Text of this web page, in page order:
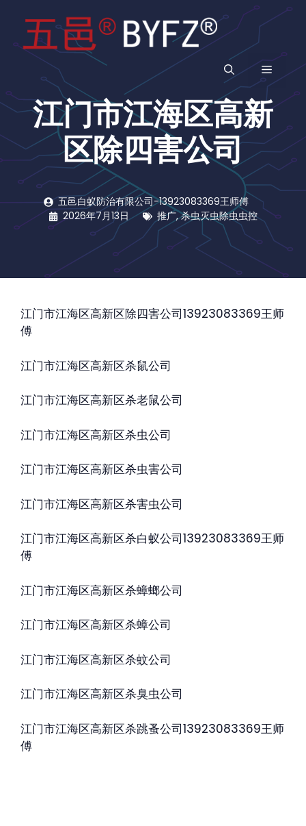
菜
单
江门市江海区高新
区除四害公司
五邑白蚁防治有限公司-13923083369王师傅
2026年7月13日
推广,杀虫灭虫除虫虫控
江门市江海区高新区除四害公司13923083369王师
傅
江门市江海区高新区杀鼠公司
江门市江海区高新区杀老鼠公司
江门市江海区高新区杀虫公司
江门市江海区高新区杀虫害公司
江门市江海区高新区杀害虫公司
江门市江海区高新区杀白蚁公司13923083369王师
傅
江门市江海区高新区杀蟑螂公司
江门市江海区高新区杀蟑公司
江门市江海区高新区杀蚊公司
江门市江海区高新区杀臭虫公司
江门市江海区高新区杀跳蚤公司13923083369王师
傅